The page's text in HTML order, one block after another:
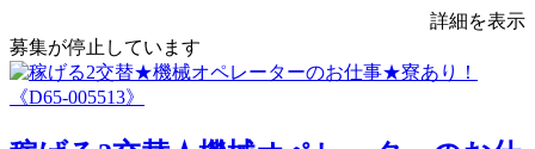
詳細を表示
募集が停止しています